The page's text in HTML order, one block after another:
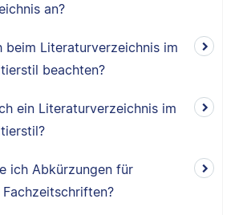
an?
beim Literaturverzeichnis im
beachten?
ein Literaturverzeichnis im
ich Abkürzungen für